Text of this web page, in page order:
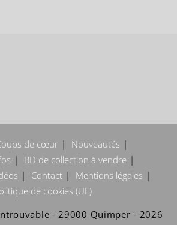
de cœur
Nouveautés
BD de collection à vendre
Contact
Mentions légales
de cookies (UE)
- 29000 Quimper - 2026